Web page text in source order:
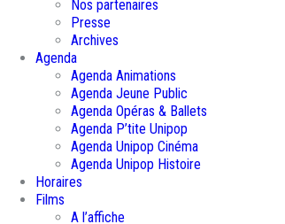
Nos partenaires
Presse
Archives
Agenda
Agenda Animations
Agenda Jeune Public
Agenda Opéras & Ballets
Agenda P’tite Unipop
Agenda Unipop Cinéma
Agenda Unipop Histoire
Horaires
Films
A l’affiche